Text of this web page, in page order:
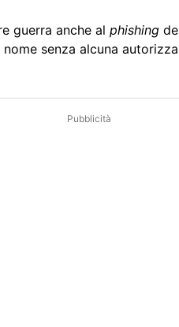
guerra anche al phishing
senza alcuna
Pubblicità